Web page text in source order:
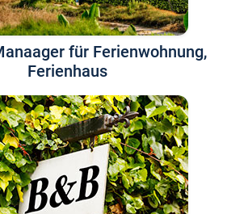
für Ferienwohnung,
Ferienhaus